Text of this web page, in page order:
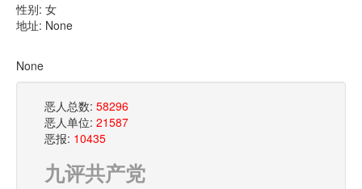
性别: 女
地址: None
None
恶人总数: 58296
恶人单位: 21587
恶报: 10435
九评共产党